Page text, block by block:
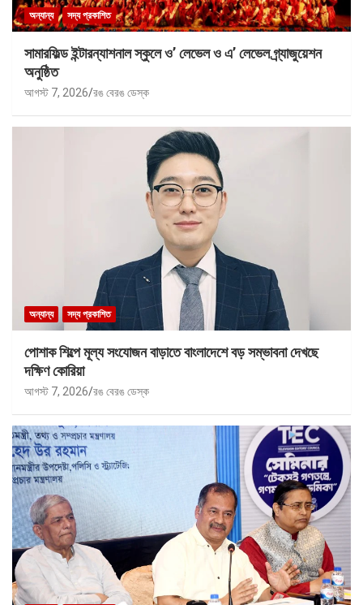
অন্যান্য সদ্য প্রকাশিত
সামারফিল্ড ইন্টারন্যাশনাল স্কুলে ও’ লেভেল ও এ’ লেভেল গ্র্যাজুয়েশন
অনুষ্ঠিত
আগস্ট 7, 2026 রঙ বেরঙ ডেস্ক
অন্যান্য সদ্য প্রকাশিত
পোশাক শিল্পে মূল্য সংযোজন বাড়াতে বাংলাদেশে বড় সম্ভাবনা দেখছে
দক্ষিণ কোরিয়া
আগস্ট 7, 2026 রঙ বেরঙ ডেস্ক